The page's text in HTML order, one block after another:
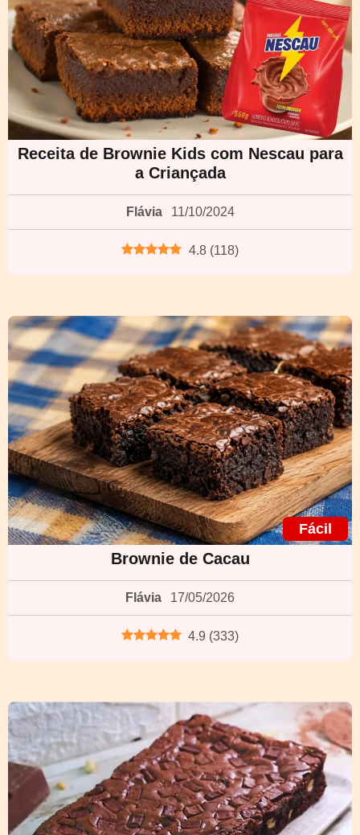
Receita de Brownie Kids com Nescau para
a Criançada
Flávia 11/10/2024
4.8 (118)
Fácil
Brownie de Cacau
Flávia 17/05/2026
4.9 (333)